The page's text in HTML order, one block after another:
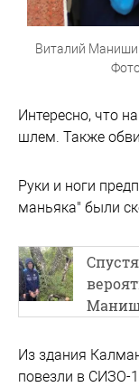
Виталий
Интересно, что
шлем. Также
Руки и ноги
маньяка" были
Из здания
повезли в СИЗО-